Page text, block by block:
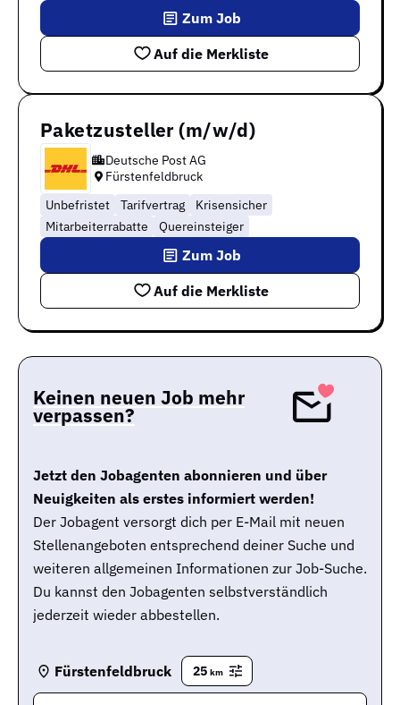
Auf die Merkliste
Zum Job
Paketzusteller (m/w/d)
Deutsche Post AG
Fürstenfeldbruck
Unbefristet
Tarifvertrag
Krisensicher
Mitarbeiterrabatte
Quereinsteiger
Auf die Merkliste
Zum Job
Keinen neuen Job mehr
verpassen?
Jetzt den Jobagenten abonnieren und über
Neuigkeiten als erstes informiert werden!
Der Jobagent versorgt dich per E-Mail mit neuen
Stellenangeboten entsprechend deiner Suche und
weiteren allgemeinen Informationen zur Job-Suche.
Du kannst den Jobagenten selbstverständlich
jederzeit wieder abbestellen.
Fürstenfeldbruck 25 km